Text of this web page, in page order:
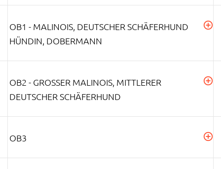
OB1 - MALINOIS, DEUTSCHER SCHÄFERHUND
HÜNDIN, DOBERMANN
OB2 - GROSSER MALINOIS, MITTLERER D
EUTSCHER SCHÄFERHUND
OB3